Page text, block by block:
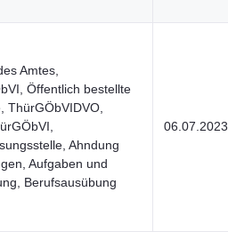
Amtes,
Öffentlich bestellte
ThürGÖbVIDVO,
Ahndung
Aufgaben und
Berufsausübung
06.07.2023